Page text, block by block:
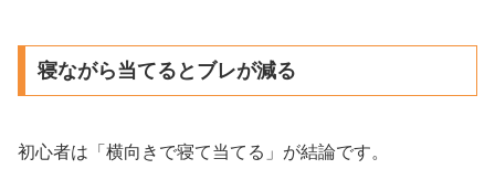
寝ながら当てるとブレが減る
初心者は「横向きで寝て当てる」が結論です。